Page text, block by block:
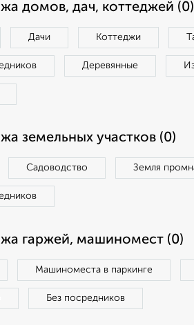
домов, дач, коттеджей (0)
Дачи Коттеджи
Деревянные
земельных участков (0)
Садоводство Земля
гаржей, машиномест (0)
Машиноместа в паркинге
Без посредников